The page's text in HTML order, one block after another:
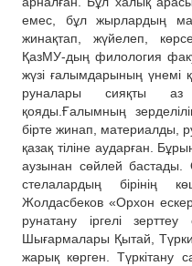
емес, бұл жырлардың
жинақтап, жүйелеп,
ҚазМУ-дың филология
жүзі ғалымдарының үнемі
руналары сияқты аз
қояды.Ғалымның
бірте жинап, материалды,
қазақ тіліне аударған.
аузынан сөйлей
стелалардың бірінің
Жолдасбеков «Орхон
рунатану іргелі зерттеу
Шығармалары Қытай,
жарық көрген. Түркітану